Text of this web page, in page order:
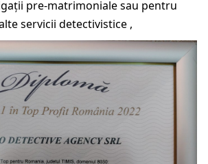
pre-matrimoniale sau pentru
servicii detectivistice ,